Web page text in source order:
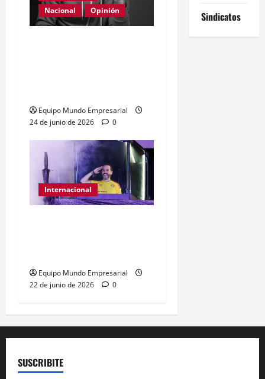
Nacional
Opinión
Equipo Mundo Empresarial
24 de junio de 2026
0
Internacional
Equipo Mundo Empresarial
22 de junio de 2026
0
Sindicatos
SUSCRIBITE